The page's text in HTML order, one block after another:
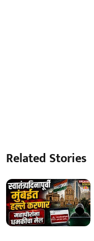
Related Stories